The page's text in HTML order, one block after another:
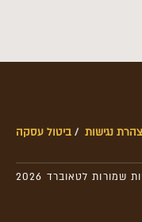
נגישות / ביטול עסקה
שמורות לטאוברד 2026